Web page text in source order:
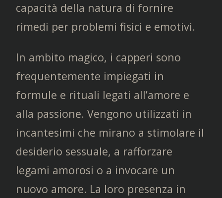
capacità della natura di fornire
rimedi per problemi fisici e emotivi.
In ambito magico, i capperi sono
frequentemente impiegati in
formule e rituali legati all’amore e
alla passione. Vengono utilizzati in
incantesimi che mirano a stimolare il
desiderio sessuale, a rafforzare
legami amorosi o a invocare un
nuovo amore. La loro presenza in